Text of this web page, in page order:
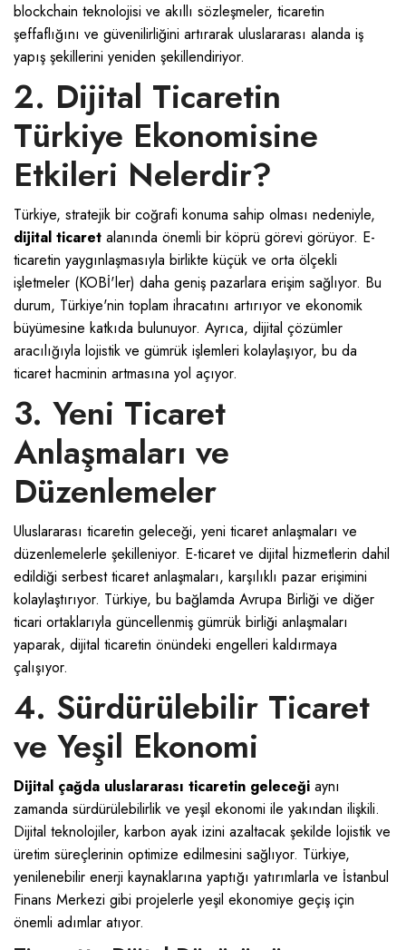
blockchain teknolojisi ve akıllı sözleşmeler, ticaretin
şeffaflığını ve güvenilirliğini artırarak uluslararası alanda iş
yapış şekillerini yeniden şekillendiriyor.
2. Dijital Ticaretin
Türkiye Ekonomisine
Etkileri Nelerdir?
Türkiye, stratejik bir coğrafi konuma sahip olması nedeniyle,
dijital ticaret alanında önemli bir köprü görevi görüyor. E-
ticaretin yaygınlaşmasıyla birlikte küçük ve orta ölçekli
işletmeler (KOBİ'ler) daha geniş pazarlara erişim sağlıyor. Bu
durum, Türkiye'nin toplam ihracatını artırıyor ve ekonomik
büyümesine katkıda bulunuyor. Ayrıca, dijital çözümler
aracılığıyla lojistik ve gümrük işlemleri kolaylaşıyor, bu da
ticaret hacminin artmasına yol açıyor.
3. Yeni Ticaret
Anlaşmaları ve
Düzenlemeler
Uluslararası ticaretin geleceği, yeni ticaret anlaşmaları ve
düzenlemelerle şekilleniyor. E-ticaret ve dijital hizmetlerin dahil
edildiği serbest ticaret anlaşmaları, karşılıklı pazar erişimini
kolaylaştırıyor. Türkiye, bu bağlamda Avrupa Birliği ve diğer
ticari ortaklarıyla güncellenmiş gümrük birliği anlaşmaları
yaparak, dijital ticaretin önündeki engelleri kaldırmaya
çalışıyor.
4. Sürdürülebilir Ticaret
ve Yeşil Ekonomi
Dijital çağda uluslararası ticaretin geleceği aynı
zamanda sürdürülebilirlik ve yeşil ekonomi ile yakından ilişkili.
Dijital teknolojiler, karbon ayak izini azaltacak şekilde lojistik ve
üretim süreçlerinin optimize edilmesini sağlıyor. Türkiye,
yenilenebilir enerji kaynaklarına yaptığı yatırımlarla ve İstanbul
Finans Merkezi gibi projelerle yeşil ekonomiye geçiş için
önemli adımlar atıyor.